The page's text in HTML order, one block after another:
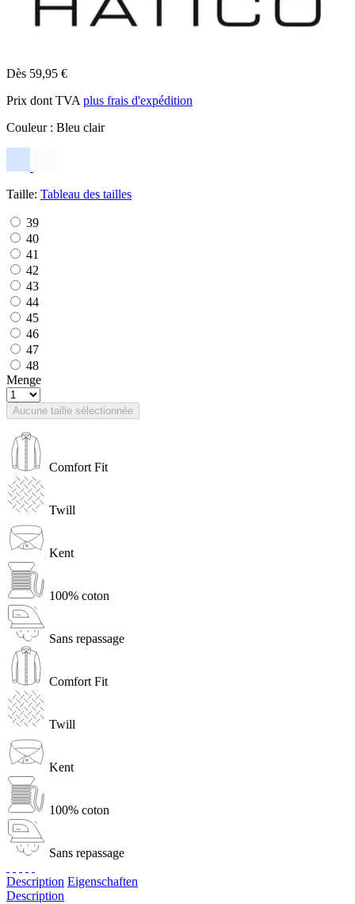
Dès 59,95 €
Prix dont TVA plus frais d'expédition
Couleur : Bleu clair
Taille: Tableau des tailles
39
40
41
42
43
44
45
46
47
48
Menge
Aucune taille sélectionnée
Comfort Fit
Twill
Kent
100% coton
Sans repassage
Comfort Fit
Twill
Kent
100% coton
Sans repassage
Description Eigenschaften
Description